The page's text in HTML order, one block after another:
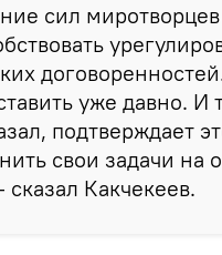
сил
уже давно. И
подтверждает
свои задачи на
Какчекеев.